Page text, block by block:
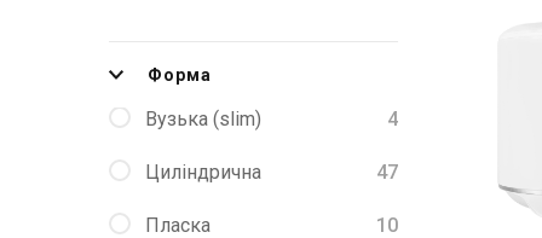
Форма
Вузька (slim) 4
Циліндрична 47
Пласка 10